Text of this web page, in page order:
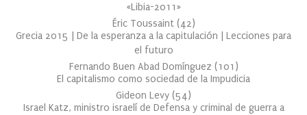
«Libia-2011»
Éric Toussaint (42)
Grecia 2015 | De la esperanza a la capitulación | Lecciones para
el futuro
Fernando Buen Abad Domínguez (101 )
El capitalismo como sociedad de la Impudicia
Gideon Levy (54)
Israel Katz, ministro israelí de Defensa y criminal de guerra a